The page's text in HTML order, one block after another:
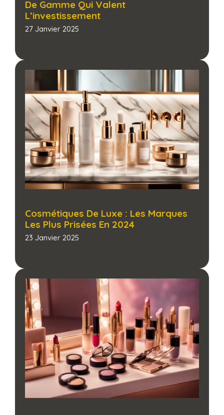
De Gamme Qui Valent
L’investissement
27 Janvier 2025
Cosmétiques De Luxe : Les Marques
Les Plus Prisées En 2024
23 Janvier 2025